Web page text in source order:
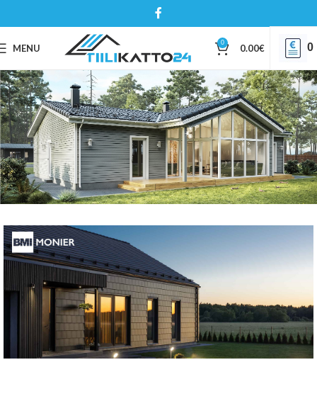
MENU 0 0.00€ 0
TIILIKATTO -
Kestää, suojaa ja koristaa 🙂